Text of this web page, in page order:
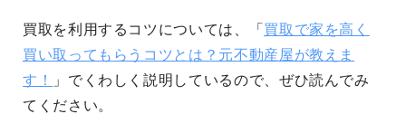
買取を利用するコツについては、「 買取で家を高く
買い取ってもらうコツとは？元不動産屋が教えま
す！
」でくわしく説明しているので、ぜひ読んでみ
てください。